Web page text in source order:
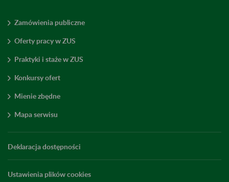
Zamówienia publiczne
Oferty pracy w ZUS
Praktyki i staże w ZUS
Konkursy ofert
Mienie zbędne
Mapa serwisu
Deklaracja dostępności
Ustawienia plików cookies